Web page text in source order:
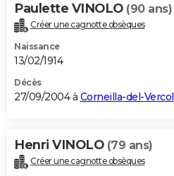
Paulette VINOLO (90 ans)
Créer une cagnotte obsèques
Naissance
13/02/1914
Décès
27/09/2004 à Corneilla-del-Vercol
Henri VINOLO (79 ans)
Créer une cagnotte obsèques